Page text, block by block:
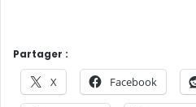
Partager :
X Facebook